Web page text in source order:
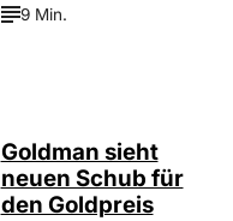
9 Min.
Goldman sieht
neuen Schub für
den Goldpreis